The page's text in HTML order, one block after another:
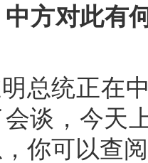
中方对此有
总统正在
谈，今天
你可以查